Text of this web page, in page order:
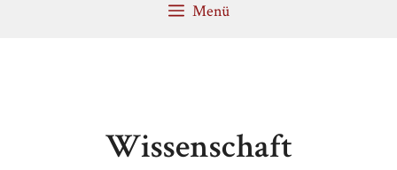
Menü
Wissenschaft